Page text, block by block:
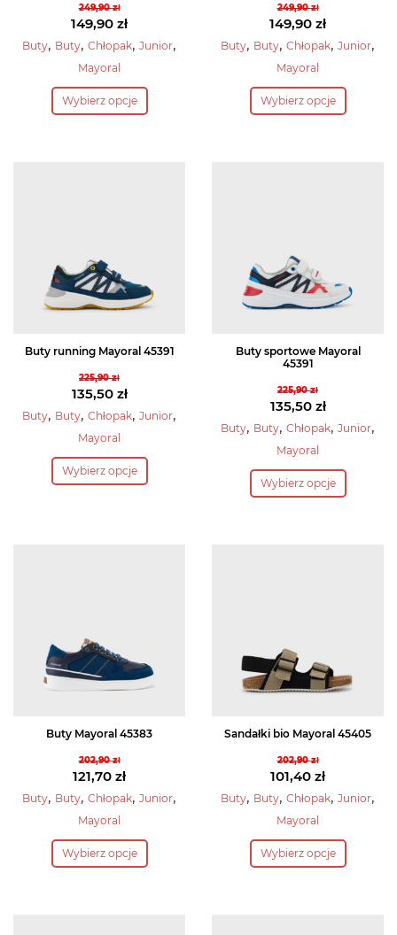
249,90zł
Pierwotna
cena
wynosiła:
149,90 zł
Aktualna
cena
149,90 zł.
Buty, Buty, Chłopak, Junior,
Mayoral
Wybierz opcje
Ten
produkt
na
stronie
produktu
249,90zł
Pierwotna
cena
wynosiła:
149,90 zł
Aktualna
cena
149,90 zł.
Buty, Buty, Chłopak, Junior,
Mayoral
Wybierz opcje
Ten
produkt
na
stronie
produktu
Buty running Mayoral 45391
225,90zł
Pierwotna
cena
wynosiła:
135,50 zł
Aktualna
cena
135,50 zł.
Buty, Buty, Chłopak, Junior,
Mayoral
Wybierz opcje
Ten
produkt
stronie
produktu
Buty sportowe Mayoral
45391
225,90zł
Pierwotna
cena
wynosiła:
135,50 zł
Aktualna
cena
135,50 zł.
Buty, Buty, Chłopak, Junior,
Mayoral
Wybierz opcje
Ten
produkt
stronie
produktu
Buty Mayoral 45383
202,90zł
Pierwotna
cena
wynosiła:
121,70 zł
Aktualna
cena
121,70 zł.
Buty, Buty, Chłopak, Junior,
Mayoral
Wybierz opcje
Ten
produkt
Sandałki bio Mayoral 45405
202,90zł
Pierwotna
cena
wynosiła:
101,40 zł
Aktualna
cena
101,40 zł.
Buty, Buty, Chłopak, Junior,
Mayoral
Wybierz opcje
Ten
produkt